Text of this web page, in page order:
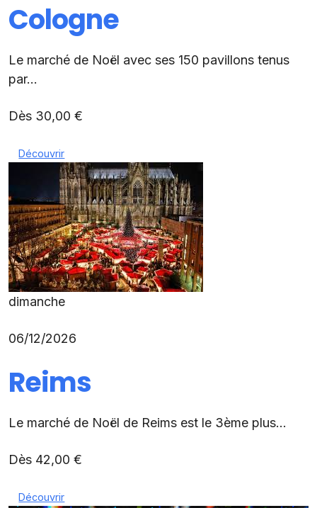
Cologne
Le marché de Noël avec ses 150 pavillons tenus
par...
Dès 30,00 €
Découvrir
dimanche
06/12/2026
Reims
Le marché de Noël de Reims est le 3ème plus...
Dès 42,00 €
Découvrir